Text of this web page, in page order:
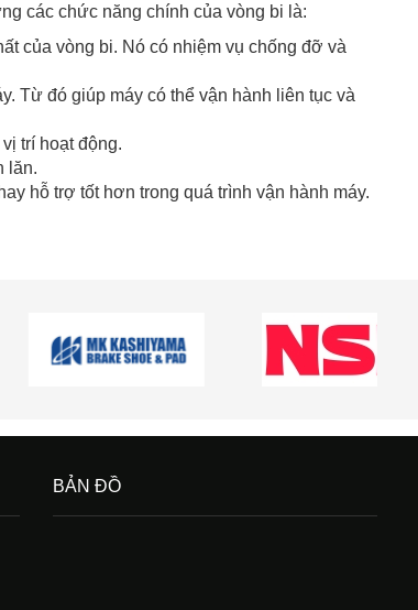
các chức năng chính của vòng bi là:
của vòng bi. Nó có nhiệm vụ chống đỡ và
Từ đó giúp máy có thể vận hành liên tục và
trí hoạt động.
lăn.
hỗ trợ tốt hơn trong quá trình vận hành máy.
BẢN ĐỒ